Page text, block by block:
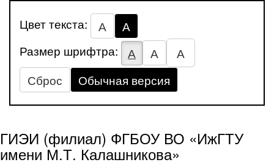
Цвет текста: А
А
Размер шрифтра:
А А
А
Сброс
Обычная версия
ГИЭИ (филиал) ФГБОУ ВО «ИжГТУ
имени М.Т. Калашникова»